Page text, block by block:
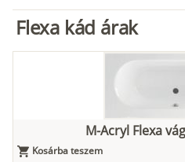
Flexa kád árak
M-Acryl Flexa
Kosárba teszem